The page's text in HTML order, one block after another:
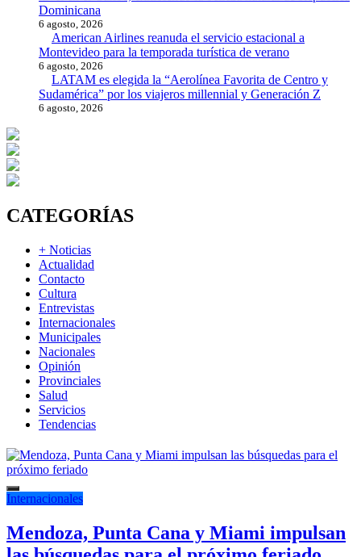
Dominicana
6 agosto, 2026
American Airlines reanuda el servicio estacional a
Montevideo para la temporada turística de verano
6 agosto, 2026
LATAM es elegida la “Aerolínea Favorita de Centro y
Sudamérica” por los viajeros millennial y Generación Z
6 agosto, 2026
CATEGORÍAS
+ Noticias
Actualidad
Contacto
Cultura
Entrevistas
Internacionales
Municipales
Nacionales
Opinión
Provinciales
Salud
Servicios
Tendencias
Internacionales
Mendoza, Punta Cana y Miami impulsan